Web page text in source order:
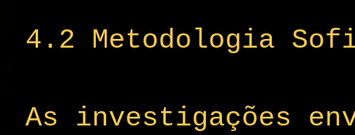
4.2 Metodologia
As investigações